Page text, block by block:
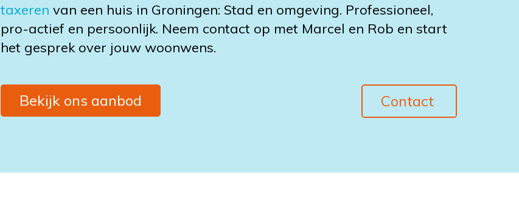
taxeren van een huis in Groningen: Stad en omgeving. Professioneel,
pro-actief en persoonlijk. Neem contact op met Marcel en Rob en start
het gesprek over jouw woonwens.
Bekijk ons aanbod Contact